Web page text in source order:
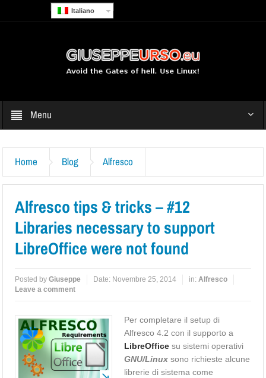
Italiano
Menu
Home Blog Alfresco
Alfresco tips & tricks – #12
Libraries necessary to support
LibreOffice were not found
Posted byGiuseppe Date: Novembre 25, 2014 in:Alfresco
Leave a comment
Per completare il setup di
Alfresco 4.2 con il supporto a
LibreOffice su sistemi operativi
GNU/Linux sono richieste alcune
librerie di sistema come